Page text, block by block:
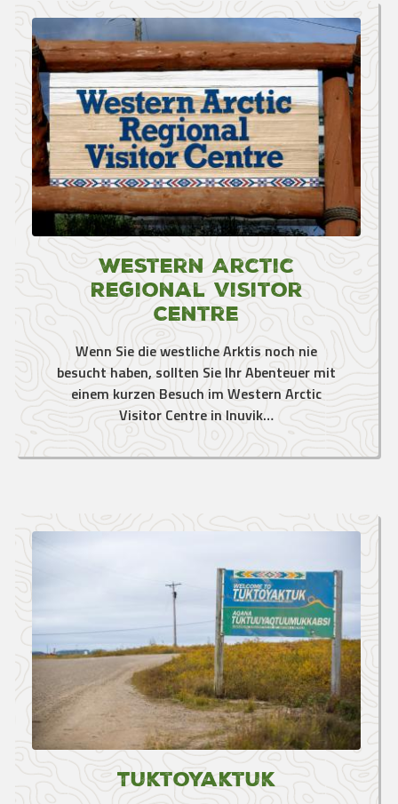
Western Arctic
Regional Visitor
Centre
Wenn Sie die westliche Arktis noch nie
besucht haben, sollten Sie Ihr Abenteuer mit
einem kurzen Besuch im Western Arctic
Visitor Centre in Inuvik…
Tuktoyaktuk